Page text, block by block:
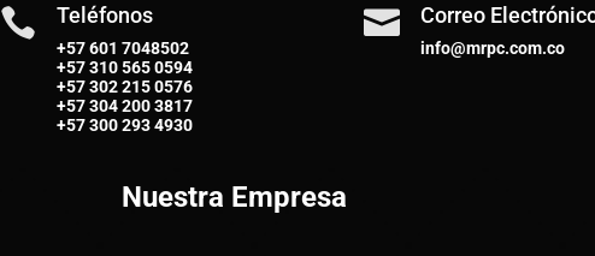
 Teléfonos
+57 601 7048502
+57310 565 0594
+57302 215 0576
+57304 200 3817
+57300 293 4930
 Correo
info@mrpc.com.co
Nuestra Empresa